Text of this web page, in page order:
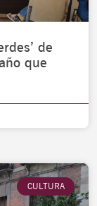
de
que
CULTURA